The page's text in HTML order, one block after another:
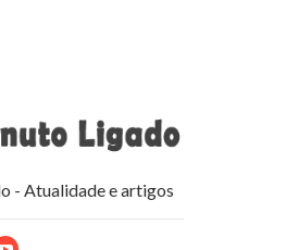
- Atualidade e artigos